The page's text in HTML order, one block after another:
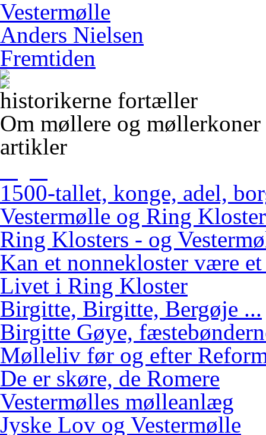
Vestermølle
Anders Nielsen
Fremtiden
historikerne fortæller
Om møllere og møllerkoner
artikler
1500-tallet, konge, adel,
Vestermølle og Ring Kloster
Ring Klosters - og
Kan et nonnekloster være
Livet i Ring Kloster
Birgitte, Birgitte, Bergøje ...
Birgitte Gøye,
Mølleliv før og efter
De er skøre, de Romere
Vestermølles mølleanlæg
Jyske Lov og Vestermølle